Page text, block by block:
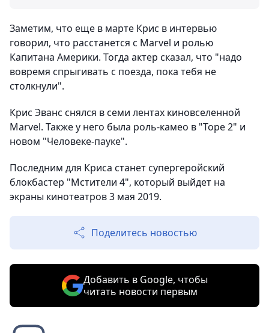
Заметим, что еще в марте Крис в интервью
говорил, что расстанется с Marvel и ролью
Капитана Америки. Тогда актер сказал, что "надо
вовремя спрыгивать с поезда, пока тебя не
столкнули".
Крис Эванс снялся в семи лентах киновселенной
Marvel. Также у него была роль-камео в "Торе 2" и
новом "Человеке-пауке".
Последним для Криса станет супергеройский
блокбастер "Мстители 4", который выйдет на
экраны кинотеатров 3 мая 2019.
Поделитесь новостью
Добавить в Google, чтобы
читать новости первым